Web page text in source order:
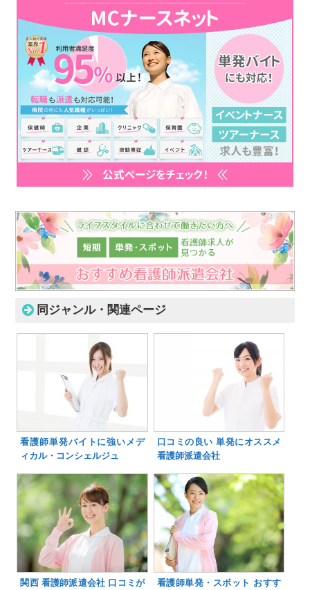
同ジャンル・関連ページ
看護師単発バイトに強いメデ
ィカル・コンシェルジュ
口コミの良い 単発にオススメ
看護師派遣会社
関西 看護師派遣会社 口コミが
看護師単発・スポット おすす